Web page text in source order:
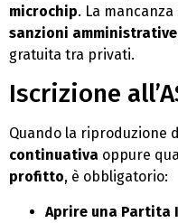
microchip. La
sanzioni amministrative
gratuita tra privati.
Iscrizione
Quando la riproduzione
continuativa oppure
profitto, è obbligatorio:
Aprire una Partita